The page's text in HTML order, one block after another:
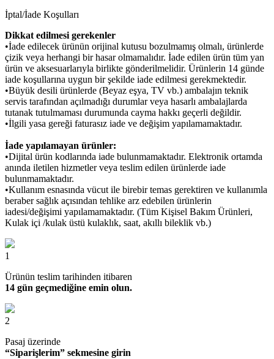
İptal/İade Koşulları
Dikkat edilmesi gerekenler
•İade edilecek ürünün orijinal kutusu bozulmamış olmalı, ürünlerde
çizik veya herhangi bir hasar olmamalıdır. İade edilen ürün tüm yan
ürün ve aksesuarlarıyla birlikte gönderilmelidir. Ürünlerin 14 günde
iade koşullarına uygun bir şekilde iade edilmesi gerekmektedir.
•Büyük desili ürünlerde (Beyaz eşya, TV vb.) ambalajın teknik
servis tarafından açılmadığı durumlar veya hasarlı ambalajlarda
tutanak tutulmaması durumunda cayma hakkı geçerli değildir.
•İlgili yasa gereği faturasız iade ve değişim yapılamamaktadır.
İade yapılamayan ürünler:
•Dijital ürün kodlarında iade bulunmamaktadır. Elektronik ortamda
anında iletilen hizmetler veya teslim edilen ürünlerde iade
bulunmamaktadır.
•Kullanım esnasında vücut ile birebir temas gerektiren ve kullanımla
beraber sağlık açısından tehlike arz edebilen ürünlerin
iadesi/değişimi yapılamamaktadır. (Tüm Kişisel Bakım Ürünleri,
Kulak içi /kulak üstü kulaklık, saat, akıllı bileklik vb.)
1
Ürünün teslim tarihinden itibaren
14 gün geçmediğine emin olun.
2
Pasaj üzerinde
“Siparişlerim” sekmesine girin